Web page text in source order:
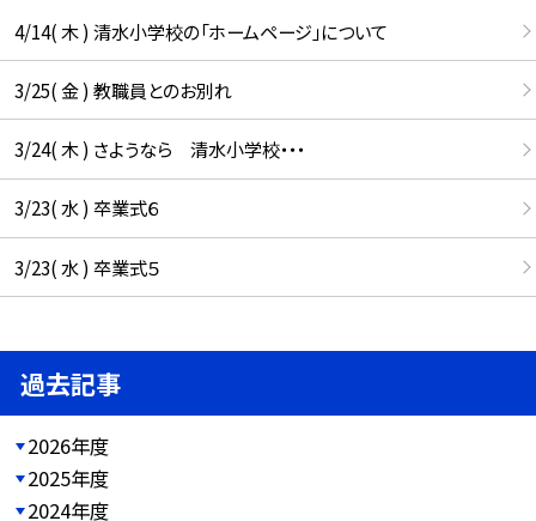
4/14( 木 ) 清水小学校の「ホームページ」について
3/25( 金 ) 教職員とのお別れ
3/24( 木 ) さようなら 清水小学校・・・
3/23( 水 ) 卒業式６
3/23( 水 ) 卒業式５
過去記事
2026年度
2025年度
2024年度